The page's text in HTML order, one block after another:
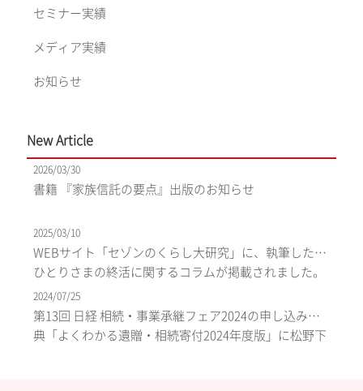
セミナー実績
メディア実績
お知らせ
New Article
2026/03/30
書籍 『家族信託の要点』出版のお知らせ
2025/03/10
WEBサイト「セゾンのくらし大研究」に、執筆したお
ひとりさまの終活に関するコラムが掲載されました。
2024/07/25
第13回 日経 相続・事業承継フェア2024の申し込み特
典「よくわかる遺贈・相続寄付2024年度版」に松野下